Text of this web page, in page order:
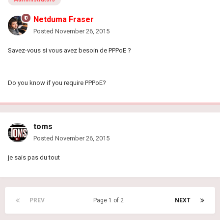
Netduma Fraser
Posted November 26, 2015
Savez-vous si vous avez besoin de PPPoE ?
Do you know if you require PPPoE?
toms
Posted November 26, 2015
je sais pas du tout
PREV NEXT
Page 1 of 2